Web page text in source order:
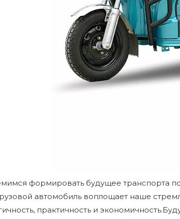
формировать будущее транспорта
автомобиль воплощает наше
практичность и